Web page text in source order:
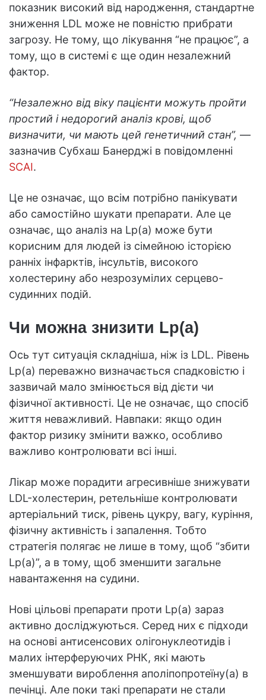
показник високий від народження, стандартне
зниження LDL може не повністю прибрати
загрозу. Не тому, що лікування “не працює”, а
тому, що в системі є ще один незалежний
фактор.
“Незалежно від віку пацієнти можуть пройти
простий і недорогий аналіз крові, щоб
визначити, чи мають цей генетичний стан”, —
зазначив Субхаш Банерджі в повідомленні
SCAI.
Це не означає, що всім потрібно панікувати
або самостійно шукати препарати. Але це
означає, що аналіз на Lp(a) може бути
корисним для людей із сімейною історією
ранніх інфарктів, інсультів, високого
холестерину або незрозумілих серцево-
судинних подій.
Чи можна знизити Lp(a)
Ось тут ситуація складніша, ніж із LDL. Рівень
Lp(a) переважно визначається спадковістю і
зазвичай мало змінюється від дієти чи
фізичної активності. Це не означає, що спосіб
життя неважливий. Навпаки: якщо один
фактор ризику змінити важко, особливо
важливо контролювати всі інші.
Лікар може порадити агресивніше знижувати
LDL-холестерин, ретельніше контролювати
артеріальний тиск, рівень цукру, вагу, куріння,
фізичну активність і запалення. Тобто
стратегія полягає не лише в тому, щоб “збити
Lp(a)”, а в тому, щоб зменшити загальне
навантаження на судини.
Нові цільові препарати проти Lp(a) зараз
активно досліджуються. Серед них є підходи
на основі антисенсових олігонуклеотидів і
малих інтерферуючих РНК, які мають
зменшувати вироблення аполіпопротеїну(a) в
печінці. Але поки такі препарати не стали